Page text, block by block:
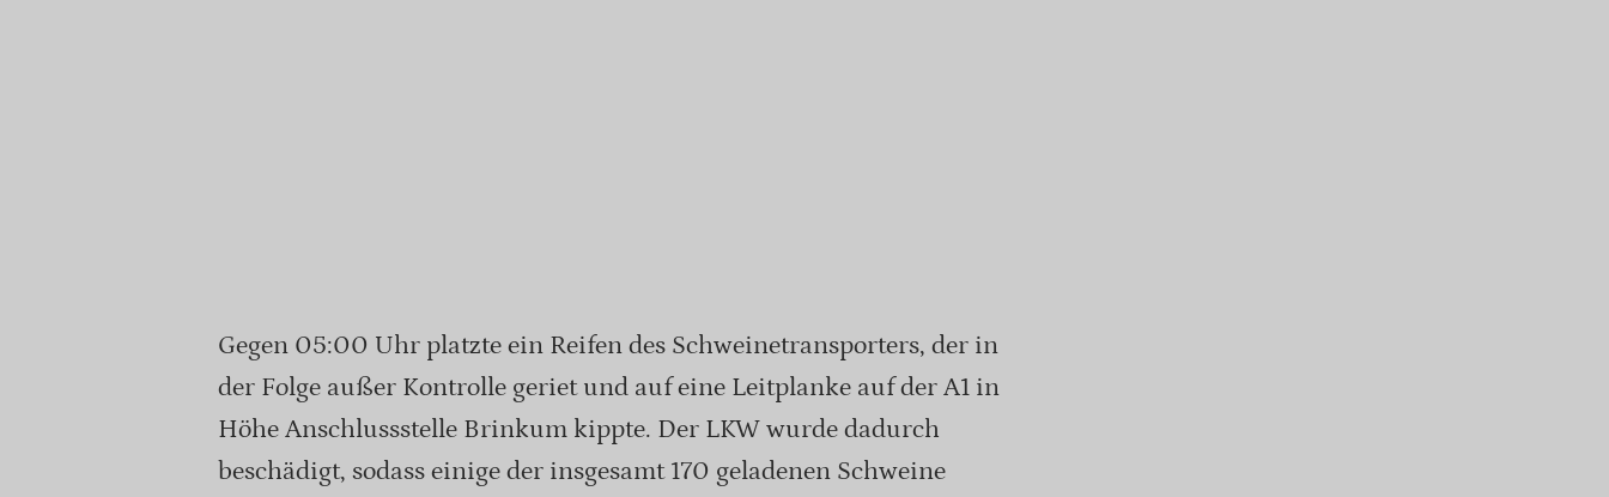
Gegen 05:00 Uhr platzte ein Reifen des Schweinetransporters, der in
der Folge außer Kontrolle geriet und auf eine Leitplanke auf der A1 in
Höhe Anschlussstelle Brinkum kippte. Der LKW wurde dadurch
beschädigt, sodass einige der insgesamt 170 geladenen Schweine